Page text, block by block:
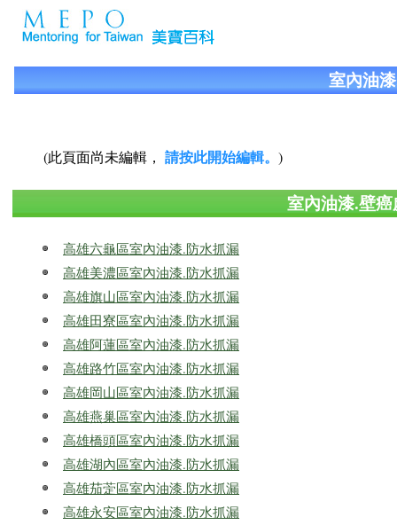
室內油
(此頁面尚未編輯， 請按此開始編輯。 )
室內油漆.壁
高雄六龜區室內油漆.防水抓漏
高雄美濃區室內油漆.防水抓漏
高雄旗山區室內油漆.防水抓漏
高雄田寮區室內油漆.防水抓漏
高雄阿蓮區室內油漆.防水抓漏
高雄路竹區室內油漆.防水抓漏
高雄岡山區室內油漆.防水抓漏
高雄燕巢區室內油漆.防水抓漏
高雄橋頭區室內油漆.防水抓漏
高雄湖內區室內油漆.防水抓漏
高雄茄萣區室內油漆.防水抓漏
高雄永安區室內油漆.防水抓漏